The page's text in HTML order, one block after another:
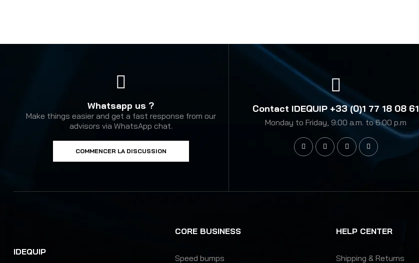
Whatsapp us ?
Make things easier and get a fast response from our
advisors via WhatsApp chat.
COMMENCER LA DISCUSSION
Contact IDEQUIP +33 (0)1 77 18 08 61
Monday to Friday, 9:00 a.m. to 6:00 p.m
IDEQUIP
CORE BUSINESS
Speed bumps
HELP CENTER
Shipping & Returns